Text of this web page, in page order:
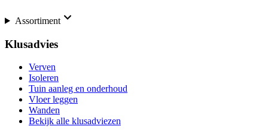
Assortiment
Klusadvies
Verven
Isoleren
Tuin aanleg en onderhoud
Vloer leggen
Wanden
Bekijk alle klusadviezen